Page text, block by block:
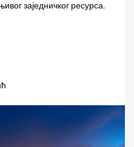
заједничког ресурса.